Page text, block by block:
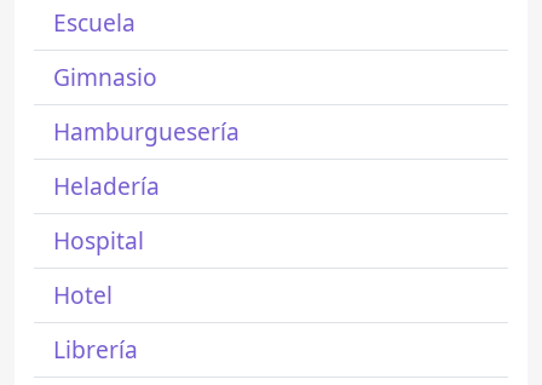
Escuela
Gimnasio
Hamburguesería
Heladería
Hospital
Hotel
Librería